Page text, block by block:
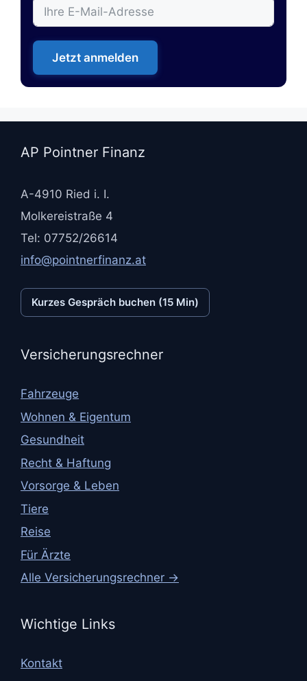
Jetzt anmelden
AP Pointner Finanz
A-4910 Ried i. I.
Molkereistraße 4
Tel: 07752/26614
info@pointnerfinanz.at
Kurzes Gespräch buchen (15 Min)
Versicherungsrechner
Fahrzeuge
Wohnen & Eigentum
Gesundheit
Recht & Haftung
Vorsorge & Leben
Tiere
Reise
Für Ärzte
Alle Versicherungsrechner →
Wichtige Links
Kontakt